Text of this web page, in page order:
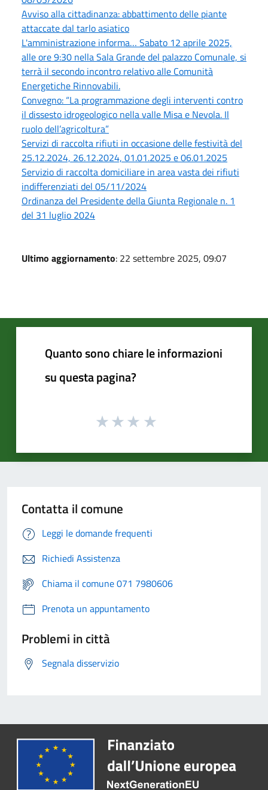
Avviso alla cittadinanza: abbattimento delle piante
attaccate dal tarlo asiatico
L'amministrazione informa… Sabato 12 aprile 2025,
alle ore 9:30 nella Sala Grande del palazzo Comunale, si
terrà il secondo incontro relativo alle Comunità
Energetiche Rinnovabili.
Convegno: “La programmazione degli interventi contro
il dissesto idrogeologico nella valle Misa e Nevola. Il
ruolo dell’agricoltura”
Servizi di raccolta rifiuti in occasione delle festività del
25.12.2024, 26.12.2024, 01.01.2025 e 06.01.2025
Servizio di raccolta domiciliare in area vasta dei rifiuti
indifferenziati del 05/11/2024
Ordinanza del Presidente della Giunta Regionale n. 1
del 31 luglio 2024
Ultimo aggiornamento: 22 settembre 2025, 09:07
Quanto sono chiare le informazioni
su questa pagina?
Contatta il comune
Leggi le domande frequenti
Richiedi Assistenza
Chiama il comune 071 7980606
Prenota un appuntamento
Problemi in città
Segnala disservizio